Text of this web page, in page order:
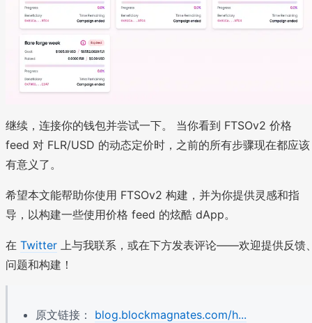
继续，连接你的钱包并尝试一下。 当你看到 FTSOv2 价格
feed 对 FLR/USD 的动态定价时，之前的所有步骤现在都应该
有意义了。
希望本文能帮助你使用 FTSOv2 构建，并为你提供灵感和指
导，以构建一些使用价格 feed 的炫酷 dApp。
在 Twitter 上与我联系，或在下方发表评论——欢迎提供反馈
问题和构建！
原文链接： blog.blockmagnates.com/h...